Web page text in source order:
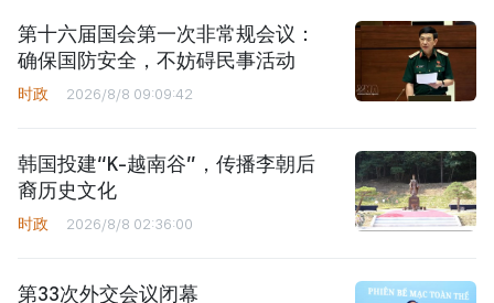
第十六届国会第一次非常规会议：
确保国防安全，不妨碍民事活动
时政 2026/8/8 09:09:42
韩国投建“K-越南谷”，传播李朝后
裔历史文化
时政 2026/8/8 02:36:00
第33次外交会议闭幕